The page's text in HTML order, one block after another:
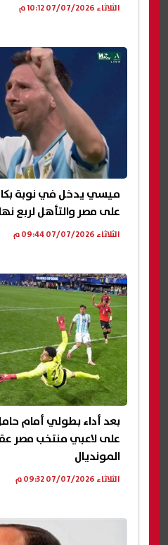
الثلاثاء 07/07/2026 10:12 م
ميسي يدخل في نوبة
على مصر والتأهل لربع
الثلاثاء 07/07/2026 09:44 م
بعد أداء بطولي أمام
على لاعبي منتخب مصر
المونديال
الثلاثاء 07/07/2026 09:32 م